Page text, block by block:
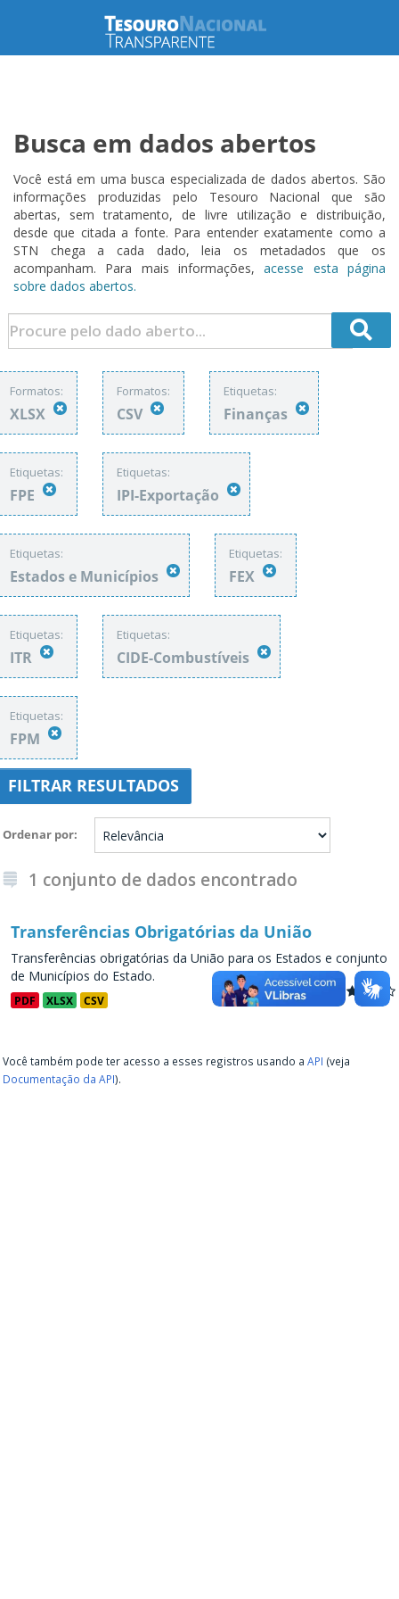
Busca em dados abertos
Você está em uma busca especializada de dados abertos. São
informações produzidas pelo Tesouro Nacional que são
abertas, sem tratamento, de livre utilização e distribuição,
desde que citada a fonte. Para entender exatamente como a
STN chega a cada dado, leia os metadados que os
acompanham. Para mais informações,acesse esta página
sobre dados abertos.
Formatos:
XLSX
Formatos:
CSV
Etiquetas:
Finanças
Etiquetas:
FPE
Etiquetas:
IPI-Exportação
Etiquetas:
Estados e Municípios
Etiquetas:
FEX
Etiquetas:
ITR
Etiquetas:
CIDE-Combustíveis
Etiquetas:
FPM
FILTRAR RESULTADOS
Ordenar por
1 conjunto de dados encontrado
Transferências Obrigatórias da União
Transferências obrigatórias da União para os Estados e conjunto
de Municípios do Estado.
PDF XLSX CSV
Você também pode ter acesso a esses registros usando a API (veja
Documentação da API).